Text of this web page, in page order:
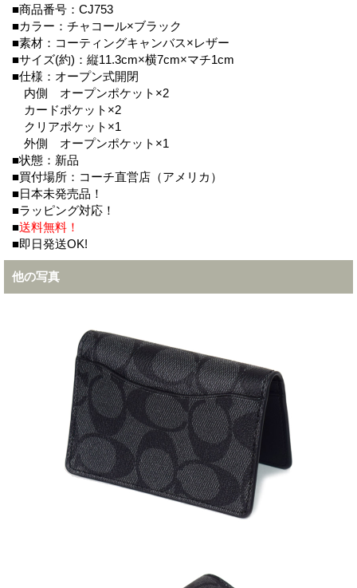
■商品番号：CJ753
■カラー：チャコール×ブラック
■素材：コーティングキャンバス×レザー
■サイズ(約)：縦11.3cm×横7cm×マチ1cm
■仕様：オープン式開閉
内側 オープンポケット×2
カードポケット×2
クリアポケット×1
外側 オープンポケット×1
■状態：新品
■買付場所：コーチ直営店（アメリカ）
■日本未発売品！
■ラッピング対応！
■送料無料！
■即日発送OK!
他の写真